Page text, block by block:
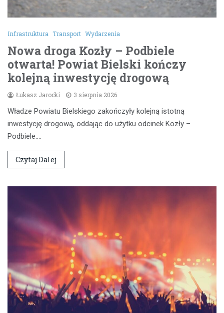
Infrastruktura Transport Wydarzenia
Nowa droga Kozły – Podbiele
otwarta! Powiat Bielski kończy
kolejną inwestycję drogową
Łukasz Jarocki 3 sierpnia 2026
Władze Powiatu Bielskiego zakończyły kolejną istotną
inwestycję drogową, oddając do użytku odcinek Kozły –
Podbiele.…
Czytaj Dalej